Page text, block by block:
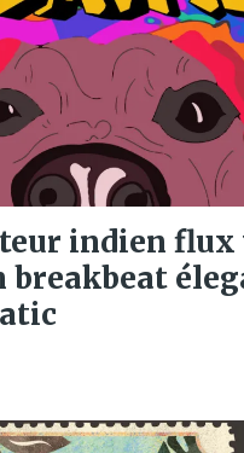
indien
breakbeat